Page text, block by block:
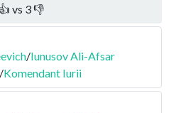
👍 vs 3👎
/Iunusov Ali-Afsar
/Komendant Iurii